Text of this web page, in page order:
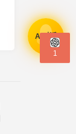
1
AI对话